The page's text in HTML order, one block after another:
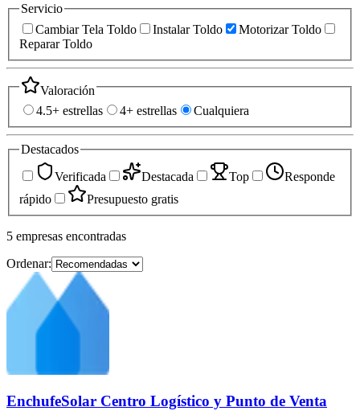
Servicio
Cambiar Tela Toldo
Instalar Toldo
Motorizar Toldo
Reparar Toldo
Valoración
4.5+ estrellas
4+ estrellas Cualquiera
Destacados
Verificada
Destacada Top
Responde
rápido
Presupuesto gratis
5 empresas encontradas
Ordenar:
EnchufeSolar Centro Logístico y Punto de Venta